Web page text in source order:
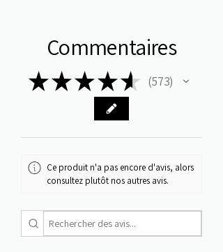
Commentaires
★★★★★ 573
573
Ce produit n'a pas encore d'avis, alors
consultez plutôt nos autres avis.